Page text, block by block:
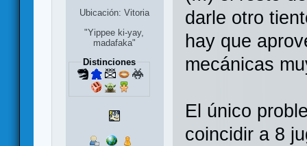
Ubicación: Vitoria
"Yippee ki-yay,
madafaka"
Distinciones
darle otro
hay que
mecánicas
El único
coincidir a 8